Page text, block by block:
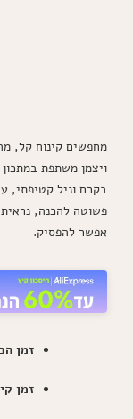
מחפשים קינוח קל,
ויצמן משתפת
בקרם וניל קטיפתי,
פשוטה להכנה,
אפשר להפסיק.
זמן
זמן